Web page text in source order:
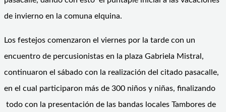
de invierno en la comuna elquina.
Los festejos comenzaron el viernes por la tarde con un
encuentro de percusionistas en la plaza Gabriela Mistral,
continuaron el sábado con la realización del citado pasacalle,
en el cual participaron más de 300 niños y niñas, finalizando
todo con la presentación de las bandas locales Tambores de